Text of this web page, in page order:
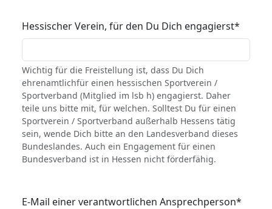
Hessischer Verein, für den Du Dich engagierst*
Wichtig für die Freistellung ist, dass Du Dich
ehrenamtlichfür einen hessischen Sportverein /
Sportverband (Mitglied im lsb h) engagierst. Daher
teile uns bitte mit, für welchen. Solltest Du für einen
Sportverein / Sportverband außerhalb Hessens tätig
sein, wende Dich bitte an den Landesverband dieses
Bundeslandes. Auch ein Engagement für einen
Bundesverband ist in Hessen nicht förderfähig.
E-Mail einer verantwortlichen Ansprechperson*